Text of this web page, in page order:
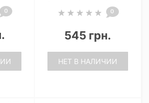
0 0
545 грн.
НЕТ В НАЛИЧИИ